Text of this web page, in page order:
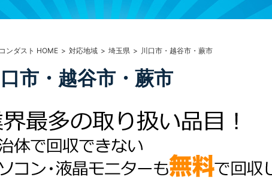
市・越谷市・蕨市
ンダスト HOME 対応地域 埼玉県 川口市・越谷市・蕨市